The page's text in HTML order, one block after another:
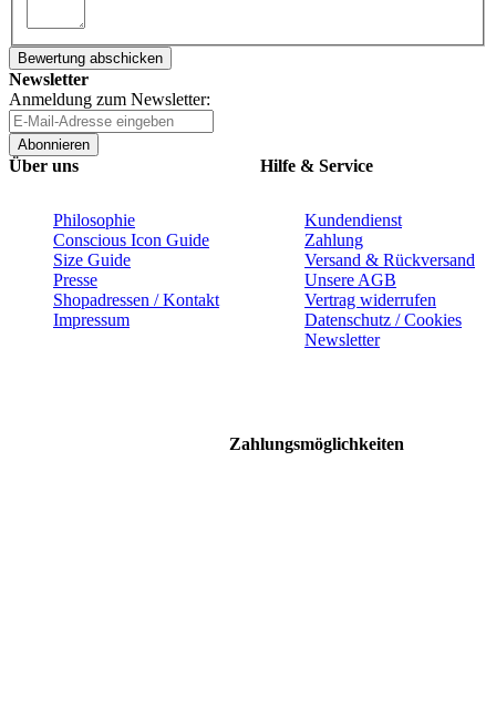
Bewertung abschicken
Newsletter
Anmeldung zum Newsletter:
Abonnieren
Über uns
Philosophie
Conscious Icon Guide
Size Guide
Presse
Shopadressen / Kontakt
Impressum
Hilfe & Service
Kundendienst
Zahlung
Versand & Rückversand
Unsere AGB
Vertrag widerrufen
Datenschutz / Cookies
Newsletter
Zahlungsmöglichkeiten